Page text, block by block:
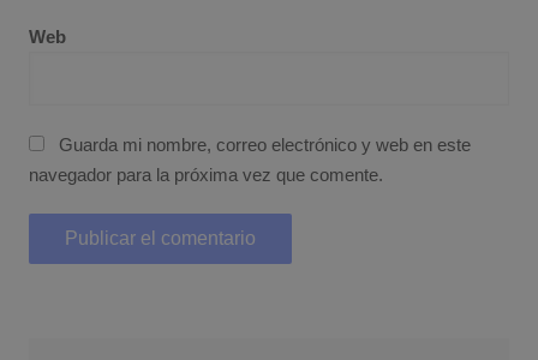
Web
Guarda mi nombre, correo electrónico y web en este
navegador para la próxima vez que comente.